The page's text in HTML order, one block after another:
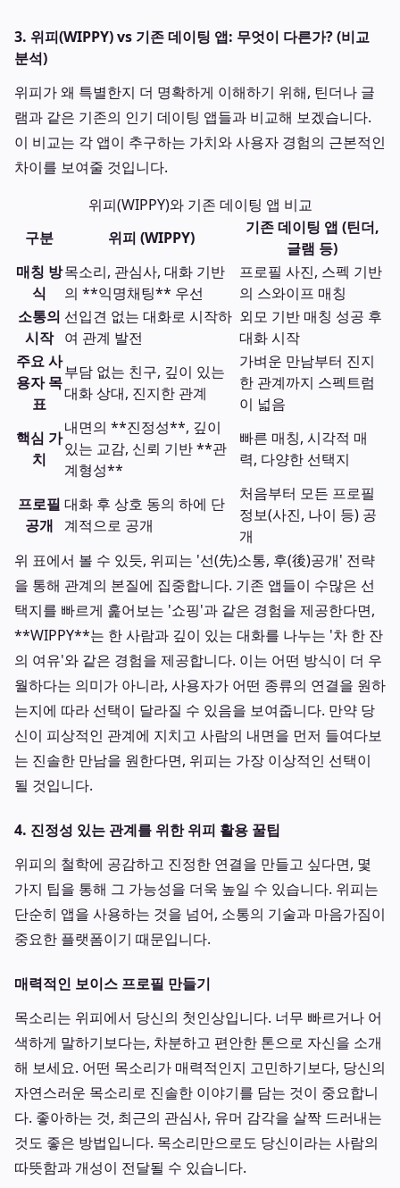
3. 위피(WIPPY) vs 기존 데이팅 앱: 무엇이 다른가? (비교
분석)
위피가 왜 특별한지 더 명확하게 이해하기 위해, 틴더나 글
램과 같은 기존의 인기 데이팅 앱들과 비교해 보겠습니다.
이 비교는 각 앱이 추구하는 가치와 사용자 경험의 근본적인
차이를 보여줄 것입니다.
위피(WIPPY)와 기존 데이팅 앱 비교
구분
위피 (WIPPY)
기존 데이팅 앱 (틴더,
글램 등)
매칭 방
식
목소리, 관심사, 대화 기반
의 **익명채팅** 우선
프로필 사진, 스펙 기반
의 스와이프 매칭
소통의
시작
선입견 없는 대화로 시작하
여 관계 발전
외모 기반 매칭 성공 후
대화 시작
주요 사
용자 목
표
부담 없는 친구, 깊이 있는
대화 상대, 진지한 관계
가벼운 만남부터 진지
한 관계까지 스펙트럼
이 넓음
핵심 가
치
내면의 **진정성**, 깊이
있는 교감, 신뢰 기반 **관
계형성**
빠른 매칭, 시각적 매
력, 다양한 선택지
프로필
공개
대화 후 상호 동의 하에 단
계적으로 공개
처음부터 모든 프로필
정보(사진, 나이 등) 공
개
위 표에서 볼 수 있듯, 위피는 '선(先)소통, 후(後)공개' 전략
을 통해 관계의 본질에 집중합니다. 기존 앱들이 수많은 선
택지를 빠르게 훑어보는 '쇼핑'과 같은 경험을 제공한다면,
**WIPPY**는 한 사람과 깊이 있는 대화를 나누는 '차 한 잔
의 여유'와 같은 경험을 제공합니다. 이는 어떤 방식이 더 우
월하다는 의미가 아니라, 사용자가 어떤 종류의 연결을 원하
는지에 따라 선택이 달라질 수 있음을 보여줍니다. 만약 당
신이 피상적인 관계에 지치고 사람의 내면을 먼저 들여다보
는 진솔한 만남을 원한다면, 위피는 가장 이상적인 선택이
될 것입니다.
4. 진정성 있는 관계를 위한 위피 활용 꿀팁
위피의 철학에 공감하고 진정한 연결을 만들고 싶다면, 몇
가지 팁을 통해 그 가능성을 더욱 높일 수 있습니다. 위피는
단순히 앱을 사용하는 것을 넘어, 소통의 기술과 마음가짐이
중요한 플랫폼이기 때문입니다.
매력적인 보이스 프로필 만들기
목소리는 위피에서 당신의 첫인상입니다. 너무 빠르거나 어
색하게 말하기보다는, 차분하고 편안한 톤으로 자신을 소개
해 보세요. 어떤 목소리가 매력적인지 고민하기보다, 당신의
자연스러운 목소리로 진솔한 이야기를 담는 것이 중요합니
다. 좋아하는 것, 최근의 관심사, 유머 감각을 살짝 드러내는
것도 좋은 방법입니다. 목소리만으로도 당신이라는 사람의
따뜻함과 개성이 전달될 수 있습니다.